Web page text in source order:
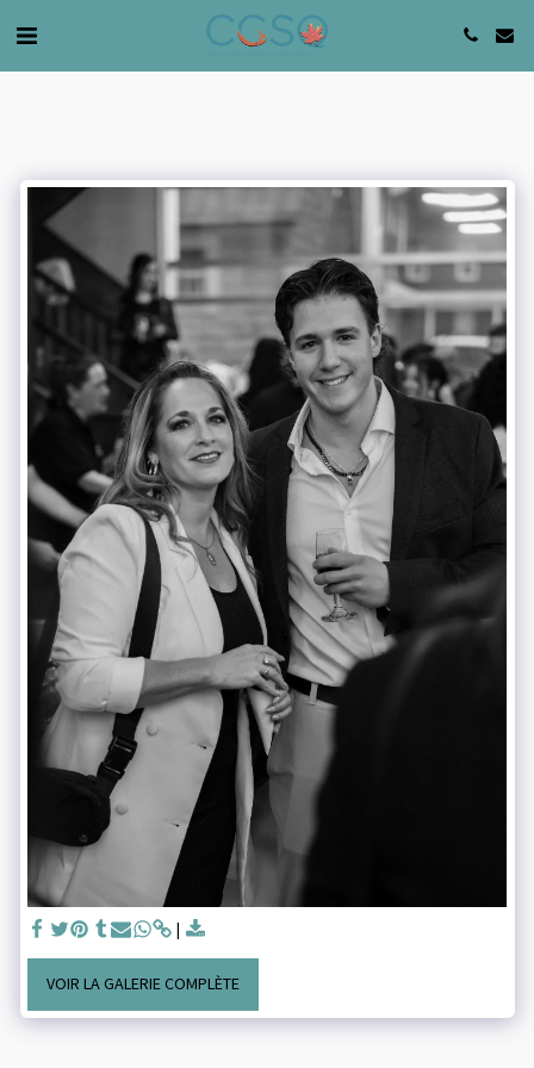
VOIR LA GALERIE COMPLÈTE